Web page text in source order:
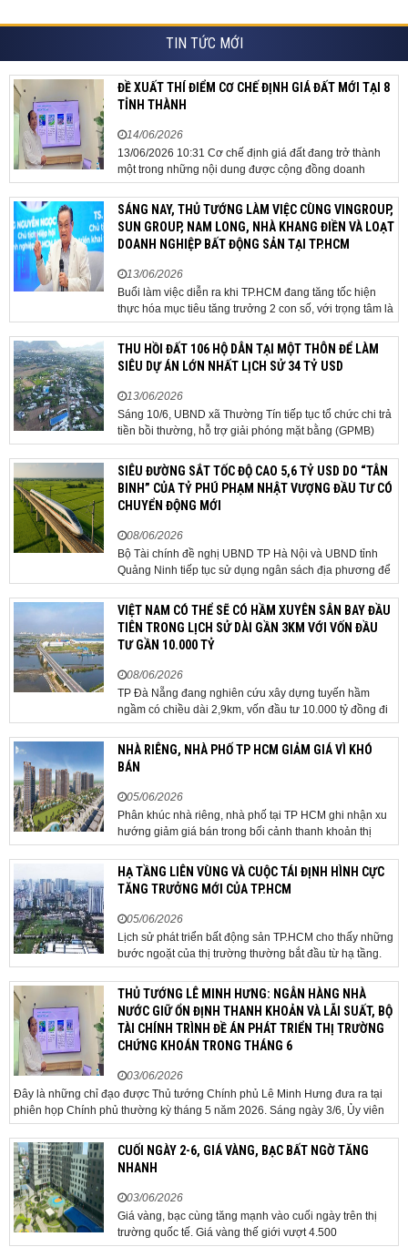
TIN TỨC MỚI
ĐỀ XUẤT THÍ ĐIỂM CƠ CHẾ ĐỊNH GIÁ ĐẤT MỚI TẠI 8
TỈNH THÀNH
14/06/2026
13/06/2026 10:31 Cơ chế định giá đất đang trở thành
một trong những nội dung được cộng đồng doanh
nghiệp, các chuyên gia và cơ quan quản lý đặc biệt
quan tâm khi tác động trực tiếp đến quá trình triển khai
dự án, thu hút đầu tư và sự phát triển ổn định của...
SÁNG NAY, THỦ TƯỚNG LÀM VIỆC CÙNG VINGROUP,
SUN GROUP, NAM LONG, NHÀ KHANG ĐIỀN VÀ LOẠT
DOANH NGHIỆP BẤT ĐỘNG SẢN TẠI TP.HCM
13/06/2026
Buổi làm việc diễn ra khi TP.HCM đang tăng tốc hiện
thực hóa mục tiêu tăng trưởng 2 con số, với trọng tâm là
giải ngân đầu tư công, hoàn thiện mô hình chính quyền
địa phương 2 cấp, phát triển nhà ở xã hội và xử lý các
vướng mắc về cơ chế, chính...
THU HỒI ĐẤT 106 HỘ DÂN TẠI MỘT THÔN ĐỂ LÀM
SIÊU DỰ ÁN LỚN NHẤT LỊCH SỬ 34 TỶ USD
13/06/2026
Sáng 10/6, UBND xã Thường Tín tiếp tục tổ chức chi trả
tiền bồi thường, hỗ trợ giải phóng mặt bằng (GPMB)
cho 106 hộ gia đình, cá nhân thuộc diện thu hồi đất để
thực hiện dự án Khu đô thị thể thao Quốc tế Hà Nội trên
địa bàn thôn Nhuệ Giang. Trong...
SIÊU ĐƯỜNG SẮT TỐC ĐỘ CAO 5,6 TỶ USD DO “TÂN
BINH” CỦA TỶ PHÚ PHẠM NHẬT VƯỢNG ĐẦU TƯ CÓ
CHUYỂN ĐỘNG MỚI
08/06/2026
Bộ Tài chính đề nghị UBND TP Hà Nội và UBND tỉnh
Quảng Ninh tiếp tục sử dụng ngân sách địa phương để
thực hiện công tác giải phóng mặt bằng đối với phần
tuyến đi qua địa bàn hai địa phương, bảo đảm tiến độ
triển khai. Bộ Tài chính vừa có công văn...
VIỆT NAM CÓ THỂ SẼ CÓ HẦM XUYÊN SÂN BAY ĐẦU
TIÊN TRONG LỊCH SỬ DÀI GẦN 3KM VỚI VỐN ĐẦU
TƯ GẦN 10.000 TỶ
08/06/2026
TP Đà Nẵng đang nghiên cứu xây dựng tuyến hầm
ngầm có chiều dài 2,9km, vốn đầu tư 10.000 tỷ đồng đi
qua sân bay quốc tế. TP Đà Nẵng đang nghiên cứu một
phương án hạ tầng mang tính đột phá khi đề xuất xây
dựng tuyến hầm ngầm xuyên qua khu vực sân...
NHÀ RIÊNG, NHÀ PHỐ TP HCM GIẢM GIÁ VÌ KHÓ
BÁN
05/06/2026
Phân khúc nhà riêng, nhà phố tại TP HCM ghi nhận xu
hướng giảm giá bán trong bối cảnh thanh khoản thị
trường suy yếu, người mua thận trọng. Sau hơn 5 tháng
rao bán căn nhà trong hẻm khu vực Bảy Hiền, anh
Minh, một chủ nhà tại TP HCM, chấp nhận hạ giá...
HẠ TẦNG LIÊN VÙNG VÀ CUỘC TÁI ĐỊNH HÌNH CỰC
TĂNG TRƯỞNG MỚI CỦA TP.HCM
05/06/2026
Lịch sử phát triển bất động sản TP.HCM cho thấy những
bước ngoặt của thị trường thường bắt đầu từ hạ tầng.
Khi các tuyến kết nối liên vùng đồng loạt tăng tốc, cấu
trúc phát triển đô thị đang dần thay đổi, mở ra những
hành lang tăng trưởng mới và kéo theo quá...
THỦ TƯỚNG LÊ MINH HƯNG: NGÂN HÀNG NHÀ
NƯỚC GIỮ ỔN ĐỊNH THANH KHOẢN VÀ LÃI SUẤT, BỘ
TÀI CHÍNH TRÌNH ĐỀ ÁN PHÁT TRIỂN THỊ TRƯỜNG
CHỨNG KHOÁN TRONG THÁNG 6
03/06/2026
Đây là những chỉ đạo được Thủ tướng Chính phủ Lê Minh Hưng đưa ra tại
phiên họp Chính phủ thường kỳ tháng 5 năm 2026. Sáng ngày 3/6, Ủy viên
Bộ Chính trị, Bí thư Đảng ủy Chính phủ, Thủ tướng Chính phủ Lê Minh Hưng
đã chủ trì phiên họp Chính phủ thường...CUỐI NGÀY 2-6, GIÁ VÀNG, BẠC BẤT NGỜ TĂNG
NHANH
03/06/2026
Giá vàng, bạc cùng tăng mạnh vào cuối ngày trên thị
trường quốc tế. Giá vàng thế giới vượt 4.500